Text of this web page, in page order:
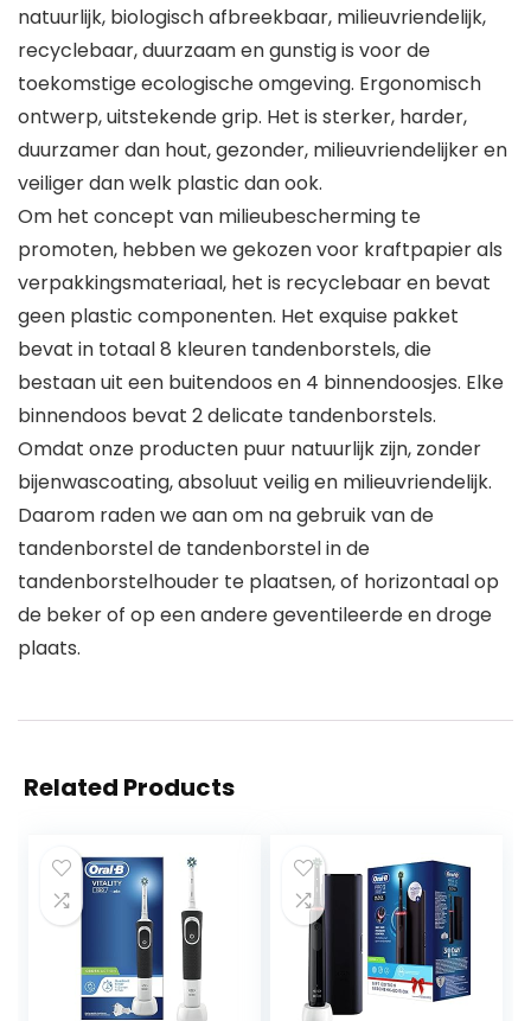
natuurlijk, biologisch afbreekbaar, milieuvriendelijk,
recyclebaar, duurzaam en gunstig is voor de
toekomstige ecologische omgeving. Ergonomisch
ontwerp, uitstekende grip. Het is sterker, harder,
duurzamer dan hout, gezonder, milieuvriendelijker en
veiliger dan welk plastic dan ook.
Om het concept van milieubescherming te
promoten, hebben we gekozen voor kraftpapier als
verpakkingsmateriaal, het is recyclebaar en bevat
geen plastic componenten. Het exquise pakket
bevat in totaal 8 kleuren tandenborstels, die
bestaan ​​uit een buitendoos en 4 binnendoosjes. Elke
binnendoos bevat 2 delicate tandenborstels.
Omdat onze producten puur natuurlijk zijn, zonder
bijenwascoating, absoluut veilig en milieuvriendelijk.
Daarom raden we aan om na gebruik van de
tandenborstel de tandenborstel in de
tandenborstelhouder te plaatsen, of horizontaal op
de beker of op een andere geventileerde en droge
plaats.
Related Products